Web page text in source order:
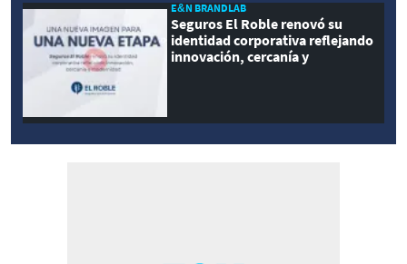
E&N BRANDLAB
Seguros El Roble renovó su
identidad corporativa reflejando
innovación, cercanía y